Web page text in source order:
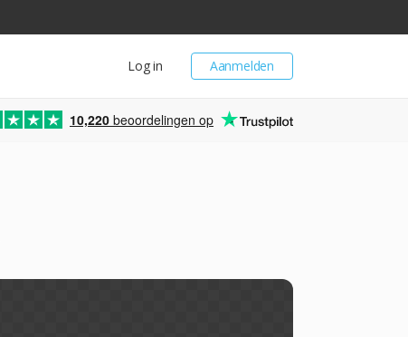
Aanmelden
Log in
10,220 beoordelingen op